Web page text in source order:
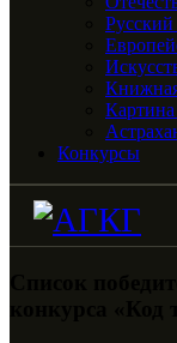
Русский
Конкурсы